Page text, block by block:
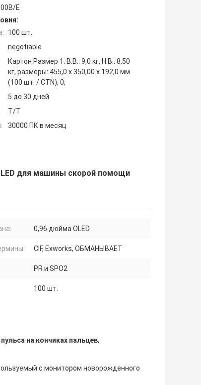
E
100 шт.
negotiable
Картон Размер 1: В.В.: 9,0 кг, Н.В.: 8,50
кг, размеры: 455,0 x 350,00 x 192,0 мм
(100 шт. / CTN), 0,
5 до 30 дней
T/T
30000 ПК в месяц
для машины скорой помощи
0,96 дюйма OLED
CIF, Exworks, ОБМАНЫВАЕТ
PR и SPO2
100 шт.
на кончиках пальцев,
с монитором новорожденного